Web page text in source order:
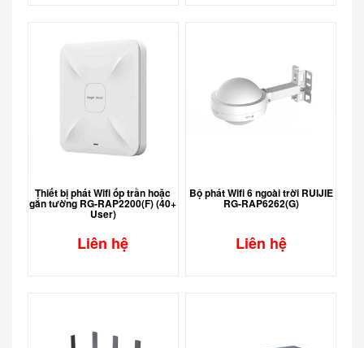
Thiết bị phát Wifi ốp trần hoặc
gắn tường RG-RAP2200(F) (40+
User)
Liên hệ
Bộ phát Wifi 6 ngoài trời RUIJIE
RG-RAP6262(G)
Liên hệ